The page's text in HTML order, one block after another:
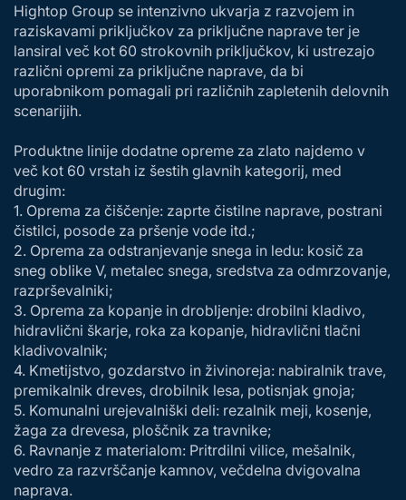
Hightop Group se intenzivno ukvarja z razvojem in
raziskavami priključkov za priključne naprave ter je
lansiral več kot 60 strokovnih priključkov, ki ustrezajo
različni opremi za priključne naprave, da bi
uporabnikom pomagali pri različnih zapletenih delovnih
scenarijih.
Produktne linije dodatne opreme za zlato najdemo v
več kot 60 vrstah iz šestih glavnih kategorij, med
drugim:
1. Oprema za čiščenje: zaprte čistilne naprave, postrani
čistilci, posode za pršenje vode itd.;
2. Oprema za odstranjevanje snega in ledu: kosič za
sneg oblike V, metalec snega, sredstva za odmrzovanje,
razprševalniki;
3. Oprema za kopanje in drobljenje: drobilni kladivo,
hidravlični škarje, roka za kopanje, hidravlični tlačni
kladivovalnik;
4. Kmetijstvo, gozdarstvo in živinoreja: nabiralnik trave,
premikalnik dreves, drobilnik lesa, potisnjak gnoja;
5. Komunalni urejevalniški deli: rezalnik meji, kosenje,
žaga za drevesa, ploščnik za travnike;
6. Ravnanje z materialom: Pritrdilni vilice, mešalnik,
vedro za razvrščanje kamnov, večdelna dvigovalna
naprava.